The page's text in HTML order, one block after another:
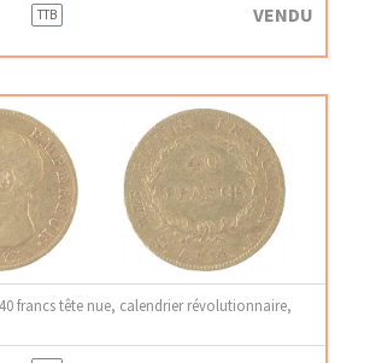
TTB VENDU
francs tête nue, calendrier révolutionnaire,